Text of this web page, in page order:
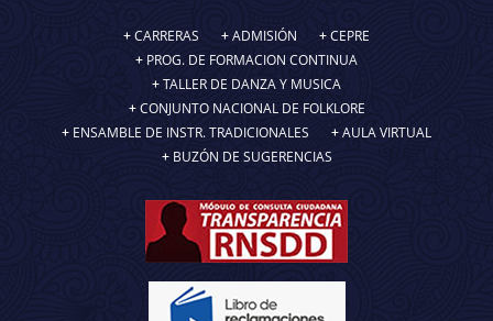
CARRERAS ADMISIÓN
CEPRE
PROG. DE FORMACION CONTINUA
TALLER DE DANZA Y MUSICA
CONJUNTO NACIONAL DE FOLKLORE
ENSAMBLE DE INSTR. TRADICIONALES
AULA VIRTUAL
BUZÓN DE SUGERENCIAS